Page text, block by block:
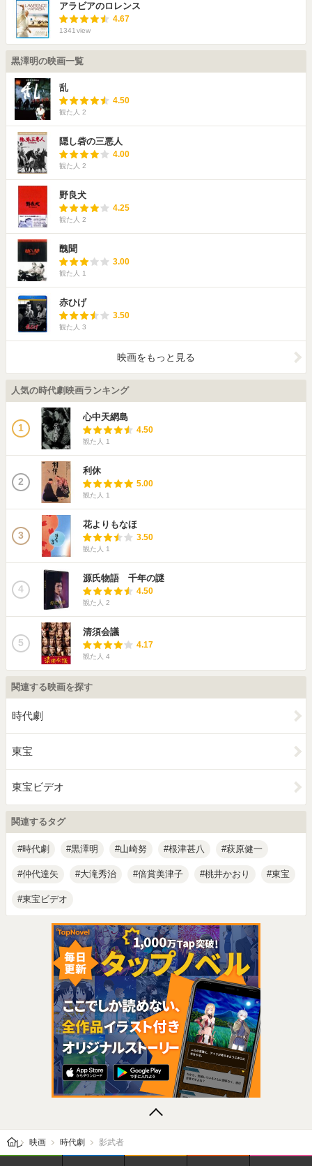
アラビアのロレンス
4.67
1341 view
黒澤明の映画一覧
乱
4.50
観た人 2
隠し砦の三悪人
4.00
観た人 2
野良犬
4.25
観た人 2
醜聞
3.00
観た人 1
赤ひげ
3.50
観た人 3
映画をもっと見る
人気の時代劇映画ランキング
1
心中天網島
4.50
観た人 1
2
利休
5.00
観た人 1
3
花よりもなほ
3.50
観た人 1
4
源氏物語 千年の謎
4.50
観た人 2
5
清須会議
4.17
観た人 4
関連する映画を探す
時代劇
東宝
東宝ビデオ
関連するタグ
時代劇 黒澤明 山崎努 根津甚八 萩原健一
仲代達矢 大滝秀治 倍賞美津子 桃井かおり 東宝
東宝ビデオ
レビューン トップ
映画 時代劇 影武者